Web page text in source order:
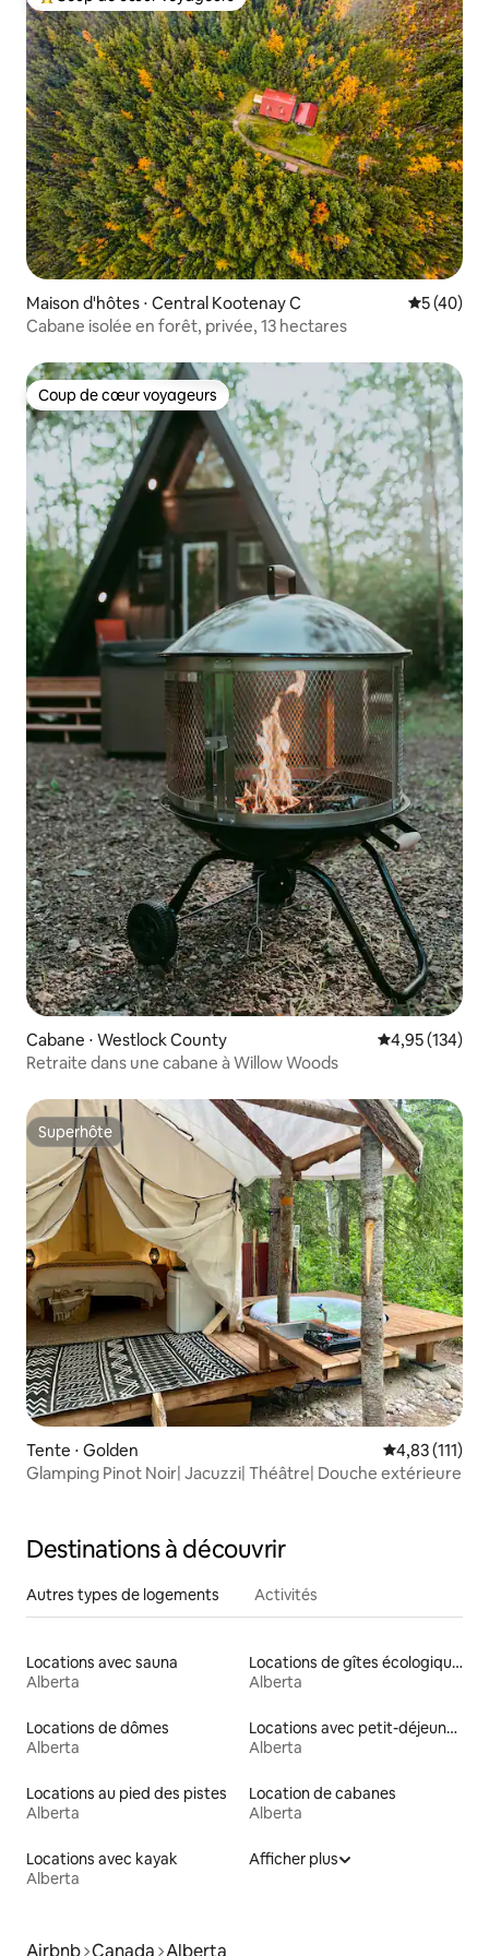
Coups de cœur voyageurs les plus appréciés
Maison d'hôtes ⋅ Central Kootenay C
5 (40)
Cabane isolée en forêt, privée, 13 hectares
Coup de cœur voyageurs
Coup de cœur voyageurs
Cabane ⋅ Westlock County Évaluation
4,95 (134)
Retraite dans une cabane à Willow Woods
Superhôte
Superhôte
Tente ⋅ Golden Évaluation
4,83 (111)
Glamping Pinot Noir| Jacuzzi| Théâtre| Douche extérieure
Destinations à découvrir
Autres types de logements Activités
Locations avec sauna
Alberta
Locations de gîtes écologiques
Alberta
Locations de dômes
Alberta
Locations avec petit-déjeuner
Alberta
Locations au pied des pistes
Alberta
Location de cabanes
Alberta
Locations avec kayak
Alberta
Afficher plus
Airbnb Canada Alberta